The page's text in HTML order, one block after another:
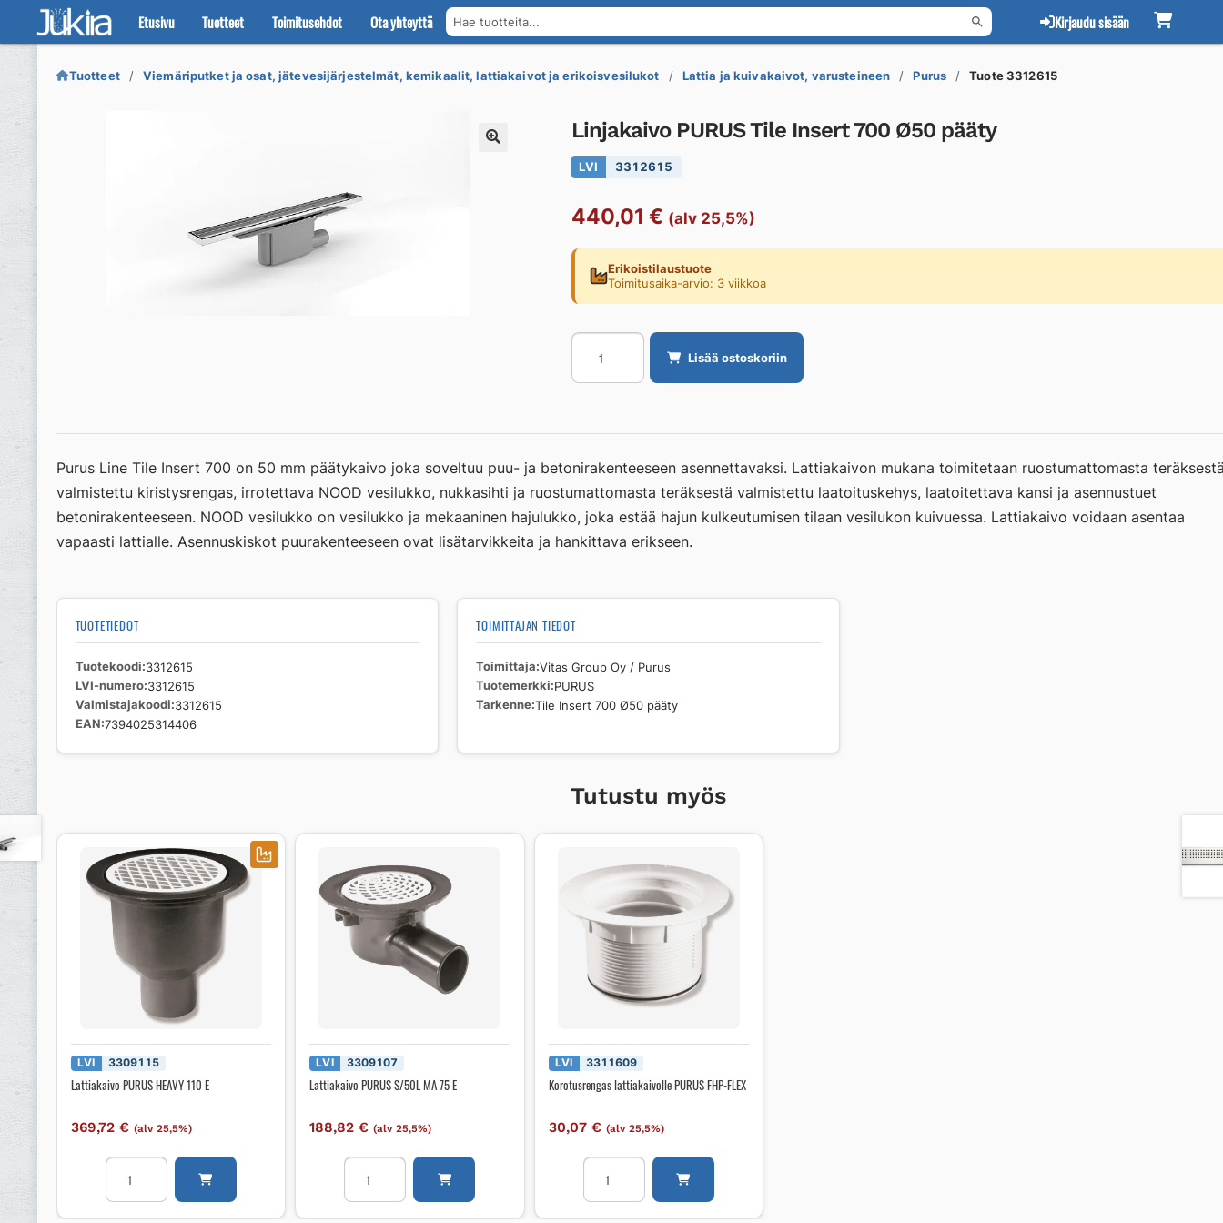
Etusivu Tuotteet Toimitusehdot Ota yhteyttä Hae tuotteita... Kirjaudu sisään
Siirry
navigointiin
Siirry
sisältöön
Tuotteet Viemäriputket ja osat, jätevesijärjestelmät, kemikaalit, lattiakaivot ja erikoisvesilukot Lattia ja kuivakaivot, varusteineen Purus Tuote 3312615
Linjakaivo PURUS Tile Insert 700 Ø50 pääty
LVI 3312615
440,01 € (alv 25,5%)
Erikoistilaustuote
Toimitusaika-arvio: 3 viikkoa
Linjakaivo
PURUS
Tile
700
pääty
määrä
Lisää ostoskoriin
Purus Line Tile Insert 700 on 50 mm päätykaivo joka soveltuu puu- ja betonirakenteeseen asennettavaksi. Lattiakaivon mukana toimitetaan ruostumattomasta
valmistettu kiristysrengas, irrotettava NOOD vesilukko, nukkasihti ja ruostumattomasta teräksestä valmistettu laatoituskehys, laatoitettava kansi ja asennustuet
betonirakenteeseen. NOOD vesilukko on vesilukko ja mekaaninen hajulukko, joka estää hajun kulkeutumisen tilaan vesilukon kuivuessa. Lattiakaivo voidaan asentaa
vapaasti lattialle. Asennuskiskot puurakenteeseen ovat lisätarvikkeita ja hankittava erikseen.
TUOTETIEDOT
Tuotekoodi 3312615
LVI-numero 3312615
Valmistajakoodi 3312615
EAN 7394025314406
TOIMITTAJAN TIEDOT
Toimittaja Vitas Group Oy / Purus
Tuotemerkki PURUS
Tarkenne Tile Insert 700 Ø50 pääty
Tutustu myös
LVI 3309115
Lattiakaivo PURUS HEAVY 110 E
369,72€ (alv 25,5%)
Lattiakaivo
PURUS
HEAVY
LVI 3309107
Lattiakaivo PURUS S/50L MA 75 E
188,82€ (alv 25,5%)
Lattiakaivo
PURUS
S/50L
LVI 3311609
Korotusrengas lattiakaivolle PURUS FHP-FLEX
30,07 € (alv 25,5%)
Korotusrengas
lattiakaivolle
PURUS